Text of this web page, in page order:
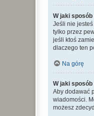
W jaki
Jeśli nie
tylko przez
jeśli ktoś
dlaczego ten
Na górę
W jaki
Aby dodawać
wiadomości.
możesz